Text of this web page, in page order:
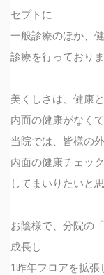
セプトに
一般診療のほか、
診療を行っておりま
美くしさは、健康
内面の健康がなく
当院では、皆様の
内面の健康チェッ
してまいりたいと
お陰様で、分院の
成長し
1昨年フロアを拡張